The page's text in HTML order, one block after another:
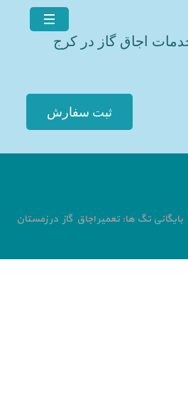
اجاق گاز در کرج
ثبت سفارش
بایگانی تگ ها: تعمیر اجاق گاز در زمستان